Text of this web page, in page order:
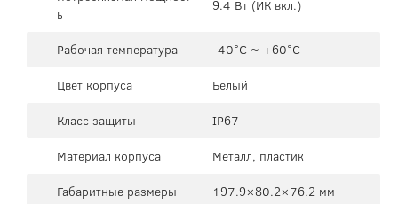
ь
9.4 Вт (ИК вкл.)
Рабочая температура
-40°C ~ +60°C
Цвет корпуса
Белый
Класс защиты
IP67
Материал корпуса
Металл, пластик
Габаритные размеры
197.9×80.2×76.2 мм